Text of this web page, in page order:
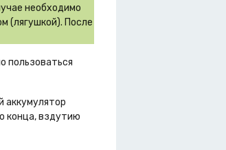
необходимо
(лягушкой). После
пользоваться
аккумулятор
конца, вздутию